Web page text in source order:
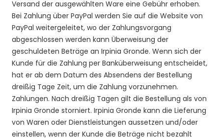
Versand der ausgewählten Ware eine Gebühr erhoben.
Bei Zahlung über PayPal werden Sie auf die Website von
PayPal weitergeleitet, wo der Zahlungsvorgang
abgeschlossen werden kann Überweisung der
geschuldeten Beträge an Irpinia Gronde. Wenn sich der
Kunde für die Zahlung per Banküberweisung entscheidet,
hat er ab dem Datum des Absendens der Bestellung
dreißig Tage Zeit, um die Zahlung vorzunehmen.
Zahlungen. Nach dreißig Tagen gilt die Bestellung als von
Irpinia Gronde storniert. Irpinia Gronde kann die Lieferung
von Waren oder Dienstleistungen aussetzen und/oder
einstellen, wenn der Kunde die Beträge nicht bezahlt